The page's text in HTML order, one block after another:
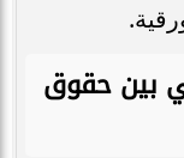
بين حقوق